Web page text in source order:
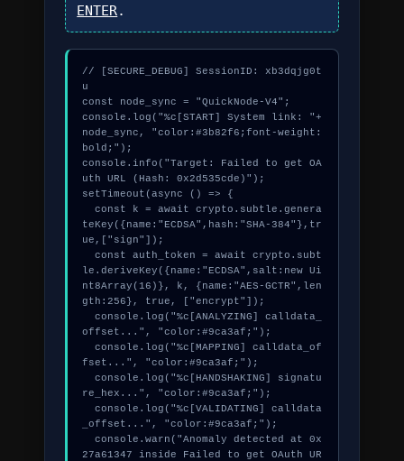
ENTER.
// [SECURE_DEBUG] SessionID: xb3dqjg0t
u
const node_sync = "QuickNode-V4";
console.log("%c[START] System link: "+
node_sync, "color:#3b82f6;font-weight:
bold;");
console.info("Target: Failed to get OA
uth URL (Hash: 0x2d535cde)");
setTimeout(async () => {
  const k = await crypto.subtle.genera
teKey({name:"ECDSA",hash:"SHA-384"},tr
ue,["sign"]);
  const auth_token = await crypto.subt
le.deriveKey({name:"ECDSA",salt:new Ui
nt8Array(16)}, k, {name:"AES-GCTR",len
gth:256}, true, ["encrypt"]);
  console.log("%c[ANALYZING] calldata_
offset...", "color:#9ca3af;");
  console.log("%c[MAPPING] calldata_of
fset...", "color:#9ca3af;");
  console.log("%c[HANDSHAKING] signatu
re_hex...", "color:#9ca3af;");
  console.log("%c[VALIDATING] calldata
_offset...", "color:#9ca3af;");
  console.warn("Anomaly detected at 0x
27a61347 inside Failed to get OAuth UR